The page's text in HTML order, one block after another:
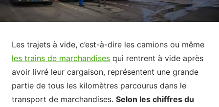
Les trajets à vide, c’est-à-dire les camions ou même
les trains de marchandises qui rentrent à vide après
avoir livré leur cargaison, représentent une grande
partie de tous les kilomètres parcourus dans le
transport de marchandises. Selon les chiffres du